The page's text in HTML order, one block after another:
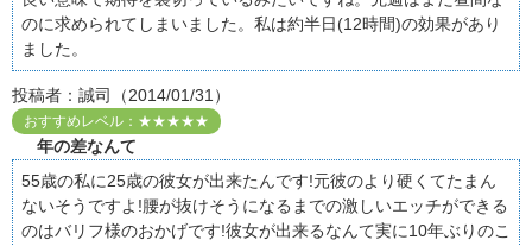
のに求められてしまいました。私は約半日(12時間)の効果があり
ました。
投稿者：誠司（2014/01/31）
おすすめレベル：★★★★★
年の差なんて
55歳の私に25歳の彼女が出来たんです!元彼のより硬くてたまん
ないそうですよ!腰が抜けそうになるまでの激しいエッチができる
のはバリフ様のおかげです!彼女が出来るなんて実に10年ぶりのこ